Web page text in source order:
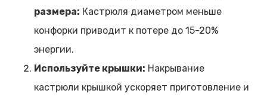
размера: Кастрюля диаметром меньше
конфорки приводит к потере до 15-20%
энергии.
Используйте крышки: Накрывание
кастрюли крышкой ускоряет приготовление и